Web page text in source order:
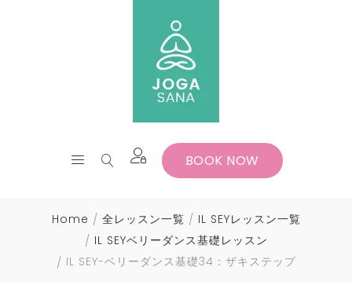
BOOK NOW
Home 全レッスン一覧
IL SEYレッスン一覧
IL SEYベリーダンス基礎レッスン
IL SEY-ベリーダンス基礎34：ザキステップ